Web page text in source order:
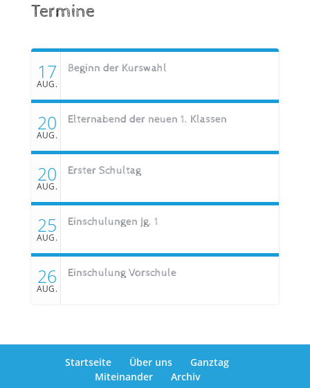
Termine
17
AUG.
Beginn der Kurswahl
20
AUG.
Elternabend der neuen 1. Klassen
20
AUG.
Erster Schultag
25
AUG.
Einschulungen Jg. 1
26
AUG.
Einschulung Vorschule
Startseite Über uns
Ganztag
Miteinander
Archiv